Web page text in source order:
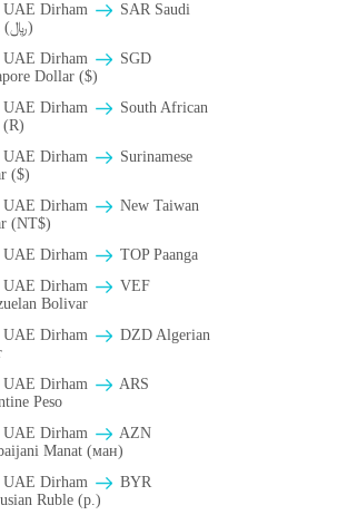
Dirham
SAR Saudi
Riyal (﷼)
Dirham
SGD
Dollar ($)
Dirham
South African
(R)
Dirham
Surinamese
($)
Dirham
New Taiwan
(NT$)
Dirham
TOP Paanga
Dirham
VEF
Bolivar
Dirham
DZD Algerian
Dirham
ARS
Peso
Dirham
AZN
Manat (ман)
Dirham
BYR
Ruble (p.)